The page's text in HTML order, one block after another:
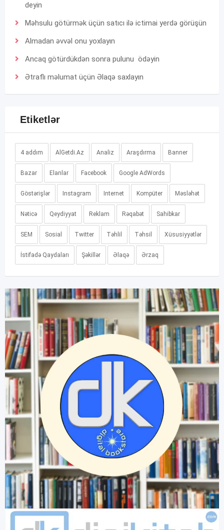
deyin
Məhsulu götürmək üçün satıcı ilə ictimai yerdə görüşün
Almadan əvvəl onu yoxlayın
Ancaq götürdükdən sonra pulunu ödəyin
Ətraflı məlumat üçün Əlaqə saxlayın
Etiketlər
4 addım AlGetdi.Az Analiz Araşdırma Banner
Bazar Elanlar Facebook Google AdWords
Göstərişlər Instagram Internet Kompüter Məsləhət
Nəticə Qeydiyyat Reklam Rəqabət Sahibkar
SEM Sosial Twitter Təhlil Təhsil Xüsusiyyətlər
İstifadə Qaydaları Şəkillər Əlaqə Ərzaq